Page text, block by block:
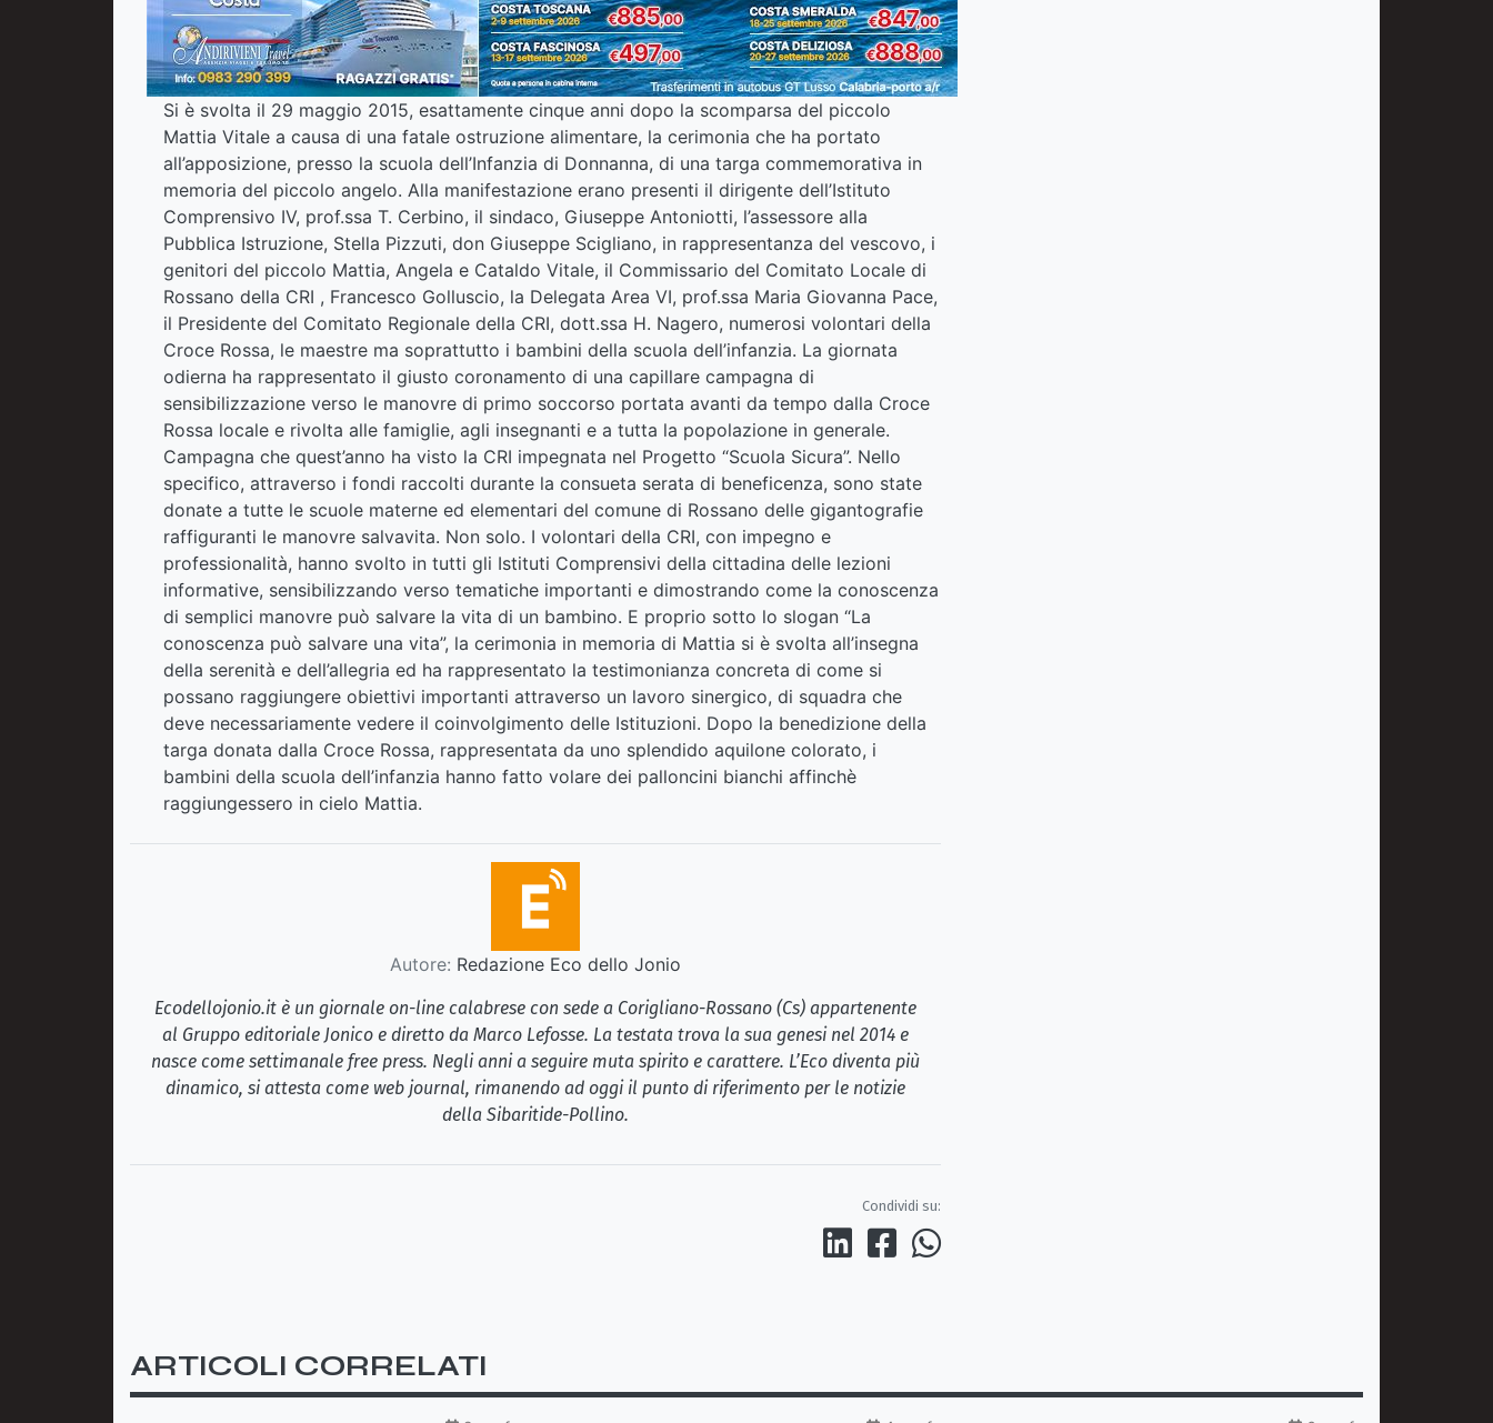
Si è svolta il 29 maggio 2015, esattamente cinque anni dopo la scomparsa del piccolo
Mattia Vitale a causa di una fatale ostruzione alimentare, la cerimonia che ha portato
all’apposizione, presso la scuola dell’Infanzia di Donnanna, di una targa commemorativa in
memoria del piccolo angelo. Alla manifestazione erano presenti il dirigente dell’Istituto
Comprensivo IV, prof.ssa T. Cerbino, il sindaco, Giuseppe Antoniotti, l’assessore alla
Pubblica Istruzione, Stella Pizzuti, don Giuseppe Scigliano, in rappresentanza del vescovo, i
genitori del piccolo Mattia, Angela e Cataldo Vitale, il Commissario del Comitato Locale di
Rossano della CRI , Francesco Golluscio, la Delegata Area VI, prof.ssa Maria Giovanna Pace,
il Presidente del Comitato Regionale della CRI, dott.ssa H. Nagero, numerosi volontari della
Croce Rossa, le maestre ma soprattutto i bambini della scuola dell’infanzia. La giornata
odierna ha rappresentato il giusto coronamento di una capillare campagna di
sensibilizzazione verso le manovre di primo soccorso portata avanti da tempo dalla Croce
Rossa locale e rivolta alle famiglie, agli insegnanti e a tutta la popolazione in generale.
Campagna che quest’anno ha visto la CRI impegnata nel Progetto “Scuola Sicura”. Nello
specifico, attraverso i fondi raccolti durante la consueta serata di beneficenza, sono state
donate a tutte le scuole materne ed elementari del comune di Rossano delle gigantografie
raffiguranti le manovre salvavita. Non solo. I volontari della CRI, con impegno e
professionalità, hanno svolto in tutti gli Istituti Comprensivi della cittadina delle lezioni
informative, sensibilizzando verso tematiche importanti e dimostrando come la conoscenza
di semplici manovre può salvare la vita di un bambino. E proprio sotto lo slogan “La
conoscenza può salvare una vita”, la cerimonia in memoria di Mattia si è svolta all’insegna
della serenità e dell’allegria ed ha rappresentato la testimonianza concreta di come si
possano raggiungere obiettivi importanti attraverso un lavoro sinergico, di squadra che
deve necessariamente vedere il coinvolgimento delle Istituzioni. Dopo la benedizione della
targa donata dalla Croce Rossa, rappresentata da uno splendido aquilone colorato, i
bambini della scuola dell’infanzia hanno fatto volare dei palloncini bianchi affinchè
raggiungessero in cielo Mattia.
Autore: Redazione Eco dello Jonio
Ecodellojonio.it è un giornale on-line calabrese con sede a Corigliano-Rossano (Cs) appartenente
al Gruppo editoriale Jonico e diretto da Marco Lefosse. La testata trova la sua genesi nel 2014 e
nasce come settimanale free press. Negli anni a seguire muta spirito e carattere. L’Eco diventa più
dinamico, si attesta come web journal, rimanendo ad oggi il punto di riferimento per le notizie
della Sibaritide-Pollino.
Condividi su:
ARTICOLI CORRELATI